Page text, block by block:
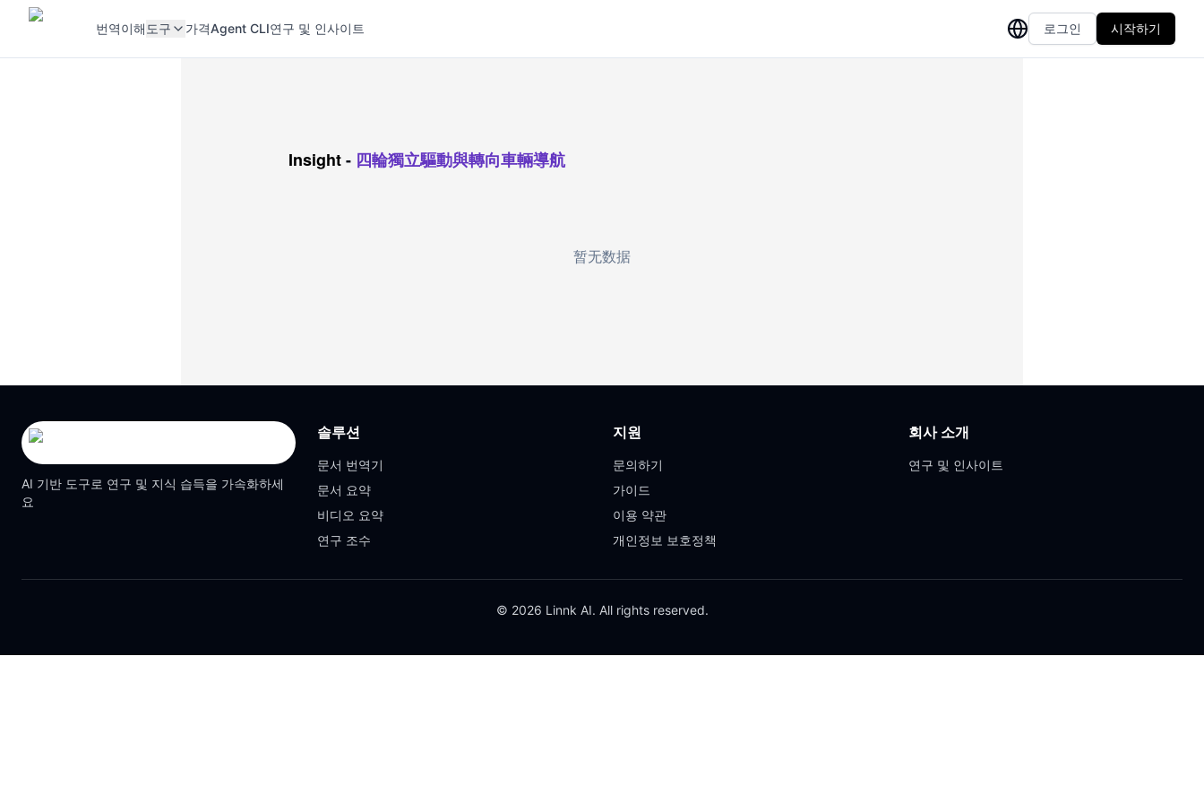
번역이해 도구 가격Agent CLI연구 및 인사이트 로그인 시작하기
Insight- 四輪獨立驅動與轉向車輛導航
暂无数据
AI 기반 도구로 연구 및 지식 습득을 가속화하세
요
솔루션
문서 번역기
문서 요약
비디오 요약
연구 조수
지원
문의하기
가이드
이용 약관
개인정보 보호정책
회사 소개
연구 및 인사이트
© 2026 Linnk AI. All rights reserved.